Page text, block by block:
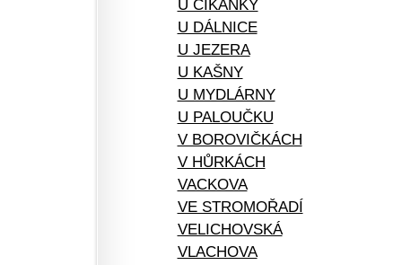
U CIKÁNKY
U DÁLNICE
U JEZERA
U KAŠNY
U MYDLÁRNY
U PALOUČKU
V BOROVIČKÁCH
V HŮRKÁCH
VACKOVA
VE STROMOŘADÍ
VELICHOVSKÁ
VLACHOVA